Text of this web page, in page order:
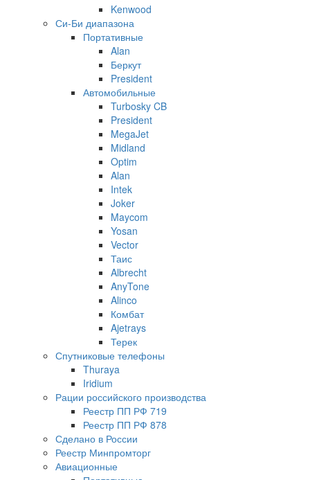
Kenwood
Си-Би диапазона
Портативные
Alan
Беркут
President
Автомобильные
Turbosky CB
President
MegaJet
Midland
Optim
Alan
Intek
Joker
Maycom
Yosan
Vector
Таис
Albrecht
AnyTone
Alinco
Комбат
Ajetrays
Терек
Спутниковые телефоны
Thuraya
Iridium
Рации российского производства
Реестр ПП РФ 719
Реестр ПП РФ 878
Сделано в России
Реестр Минпромторг
Авиационные